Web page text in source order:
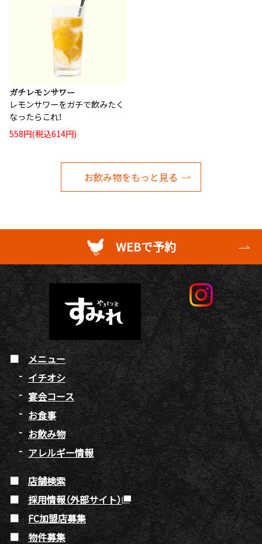
ガチレモンサワー
レモンサワーをガチで飲みたく
なったらこれ！
558円(税込614円)
お飲み物をもっと見る
WEBで予約
メニュー
イチオシ
宴会コース
お食事
お飲み物
アレルギー情報
店舗検索
採用情報（外部サイト）
FC加盟店募集
物件募集